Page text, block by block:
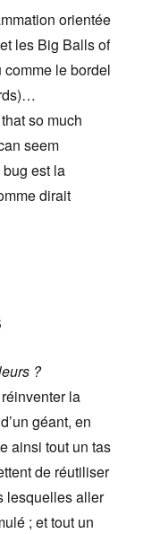
orientée
les Big Balls of
le bordel
so much
seem
est la
dirait
?
la
géant, en
ainsi tout un tas
de réutiliser
lesquelles aller
; et tout un